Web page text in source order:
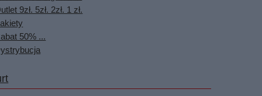
9zł. 5zł. 2zł. 1 zł.
50% ...